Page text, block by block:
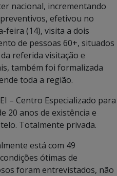
nacional, incrementando
efetivou no
feira (14), visita a dois
de pessoas 60+, situados
referida visitação e
também foi formalizada
toda a região.
– Centro Especializado para
20 anos de existência e
Totalmente privada.
está com 49
ótimas de
foram entrevistados, não